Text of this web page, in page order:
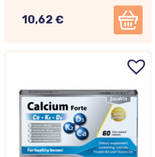
10,62 €